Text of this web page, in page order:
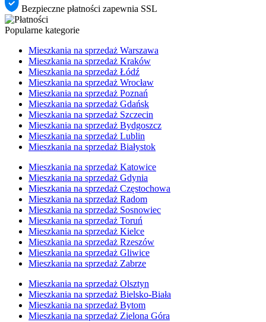
Bezpieczne płatności zapewnia SSL
Popularne kategorie
Mieszkania na sprzedaż Warszawa
Mieszkania na sprzedaż Kraków
Mieszkania na sprzedaż Łódź
Mieszkania na sprzedaż Wrocław
Mieszkania na sprzedaż Poznań
Mieszkania na sprzedaż Gdańsk
Mieszkania na sprzedaż Szczecin
Mieszkania na sprzedaż Bydgoszcz
Mieszkania na sprzedaż Lublin
Mieszkania na sprzedaż Białystok
Mieszkania na sprzedaż Katowice
Mieszkania na sprzedaż Gdynia
Mieszkania na sprzedaż Częstochowa
Mieszkania na sprzedaż Radom
Mieszkania na sprzedaż Sosnowiec
Mieszkania na sprzedaż Toruń
Mieszkania na sprzedaż Kielce
Mieszkania na sprzedaż Rzeszów
Mieszkania na sprzedaż Gliwice
Mieszkania na sprzedaż Zabrze
Mieszkania na sprzedaż Olsztyn
Mieszkania na sprzedaż Bielsko-Biała
Mieszkania na sprzedaż Bytom
Mieszkania na sprzedaż Zielona Góra